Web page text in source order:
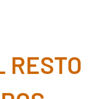
RESTO